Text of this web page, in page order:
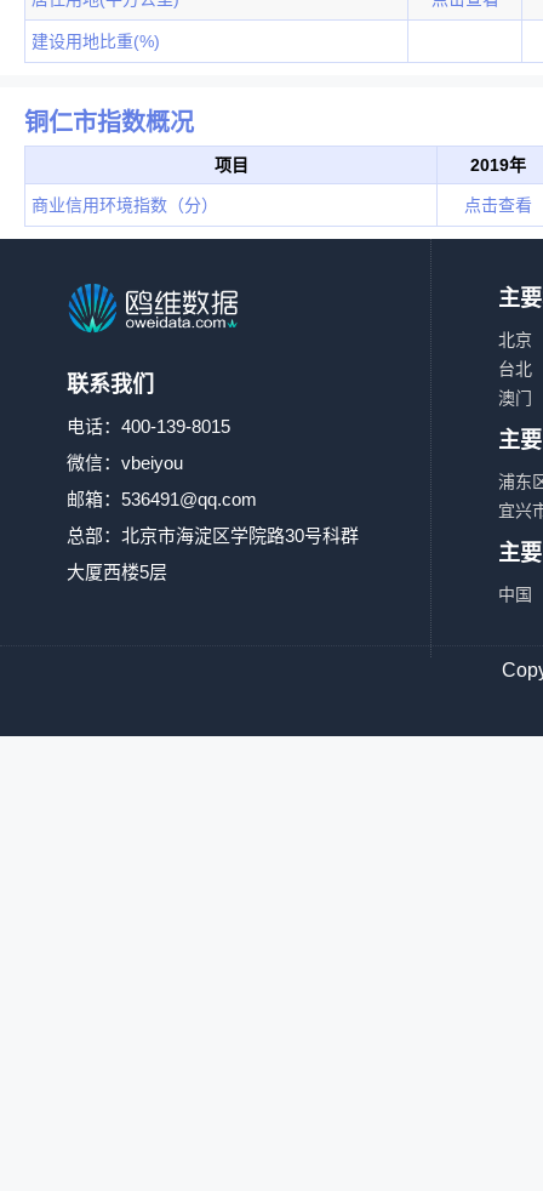
建设用地比重(%)
铜仁市指数概况
项目 2019年
商业信用环境指数（分） 点击查看
联系我们
电话：400-139-8015
微信：vbeiyou
邮箱： 536491@qq.com
总部：北京市海淀区学院路30号科群
大厦西楼5层
主
北京
台北
澳门
主
浦东
宜兴
主
中国